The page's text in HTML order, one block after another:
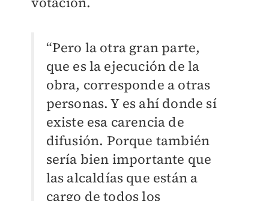
“Pero la otra gran parte,
que es la ejecución de la
obra, corresponde a otras
personas. Y es ahí donde sí
existe esa carencia de
difusión. Porque también
sería bien importante que
las alcaldías que están a
cargo de todos los